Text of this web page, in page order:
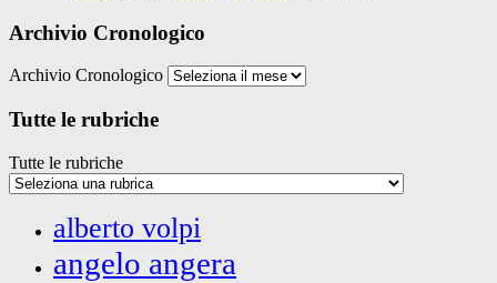
Archivio Cronologico
Archivio Cronologico
Tutte le rubriche
Tutte le rubriche
alberto volpi
angelo angera